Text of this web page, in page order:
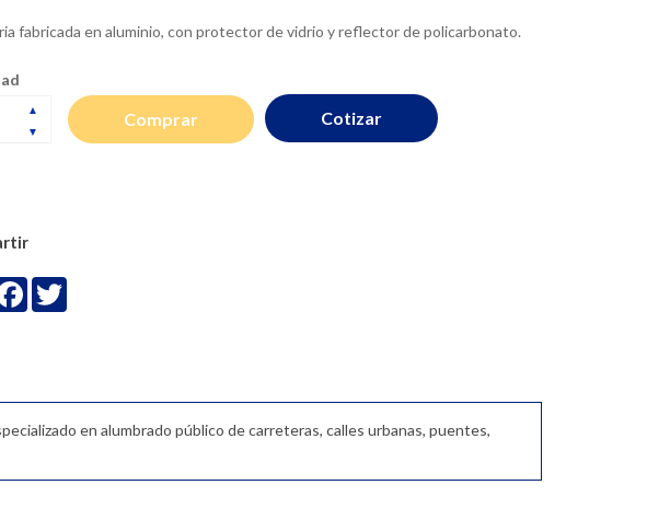
fabricada en aluminio, con protector de vidrio y reflector de policarbonato.
Comprar Cotizar
Facebook
en alumbrado público de carreteras, calles urbanas, puentes,